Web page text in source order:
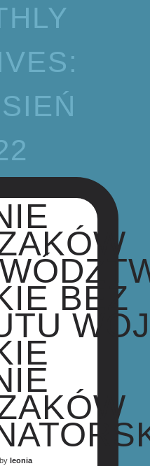
BEZ
leonia